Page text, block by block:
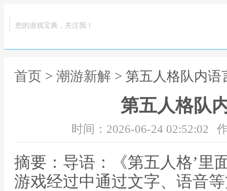
您的游戏宝典，关注我！
首页 > 潮游新解 > 第五人格队内语
第五人格队
时间：2026-06-24 02:52:02
摘要：导语：《第五人格’里
游戏经过中通过文字、语音